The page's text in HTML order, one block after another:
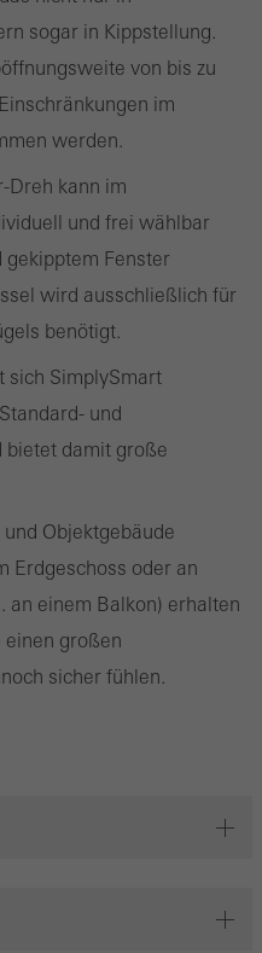
sogar in Kippstellung.
von bis zu
im
werden.
Dreh kann im
und frei wählbar
gekipptem Fenster
wird ausschließlich für
benötigt.
sich SimplySmart
und
bietet damit große
Objektgebäude
Erdgeschoss oder an
an einem Balkon) erhalten
einen großen
sicher fühlen.
Zwecken gesetzt, um die
und das Angebot,
durchgeführten
werden dazu
der Webseite und damit das
Informationen über
der Besuche,
Seiten.
verwendet, um
für den einzelnen
sie Besucher über
werden auch Dienste von
Service eigenverantwortlich